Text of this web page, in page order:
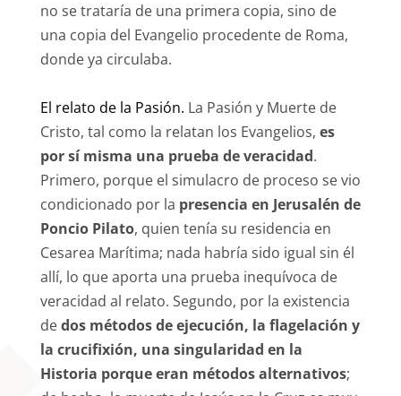
no se trataría de una primera copia, sino de
una copia del Evangelio procedente de Roma,
donde ya circulaba.
El relato de la Pasión. La Pasión y Muerte de
Cristo, tal como la relatan los Evangelios, es
por sí misma una prueba de veracidad.
Primero, porque el simulacro de proceso se vio
condicionado por la presencia en Jerusalén de
Poncio Pilato, quien tenía su residencia en
Cesarea Marítima; nada habría sido igual sin él
allí, lo que aporta una prueba inequívoca de
veracidad al relato. Segundo, por la existencia
dedos métodos de ejecución, la flagelación y
la crucifixión, una singularidad en la
Historia porque eran métodos alternativos;